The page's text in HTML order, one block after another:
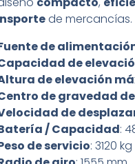
de mercancías.
de
de
de elevación
de gravedad
de
/ Capacidad:
de servicio: 3120 kg